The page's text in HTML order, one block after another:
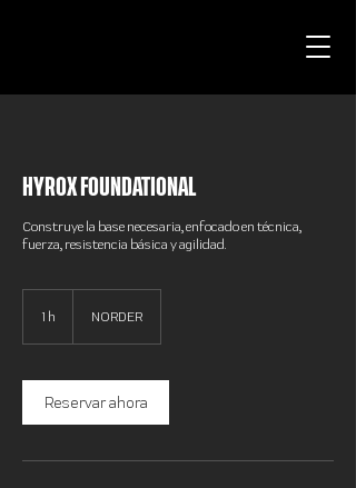
HYROX FOUNDATIONAL
Construye la base necesaria, enfocado en técnica,
fuerza, resistencia básica y agilidad.
1 h NORDER
Reservar ahora